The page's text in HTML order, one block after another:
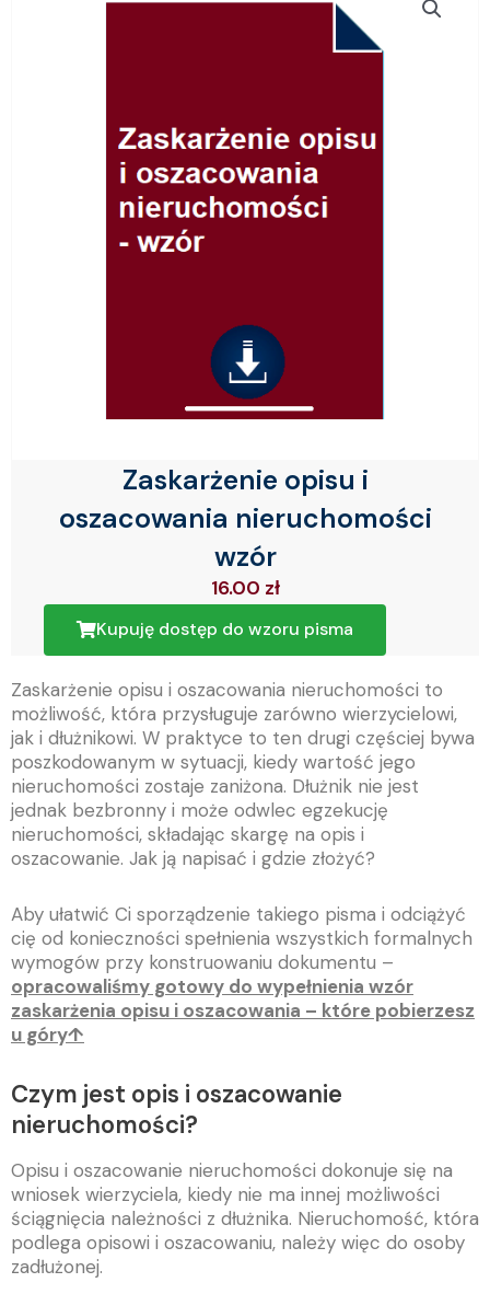
Zaskarżenie opisu i
oszacowania nieruchomości
wzór
16.00 zł
Kupuję dostęp do wzoru pisma
Zaskarżenie opisu i oszacowania nieruchomości to
możliwość, która przysługuje zarówno wierzycielowi,
jak i dłużnikowi. W praktyce to ten drugi częściej bywa
poszkodowanym w sytuacji, kiedy wartość jego
nieruchomości zostaje zaniżona. Dłużnik nie jest
jednak bezbronny i może odwlec egzekucję
nieruchomości, składając skargę na opis i
oszacowanie. Jak ją napisać i gdzie złożyć?
Aby ułatwić Ci sporządzenie takiego pisma i odciążyć
cię od konieczności spełnienia wszystkich formalnych
wymogów przy konstruowaniu dokumentu –
opracowaliśmy gotowy do wypełnienia wzór
zaskarżenia opisu i oszacowania – które pobierzesz
u góry↑
Czym jest opis i oszacowanie
nieruchomości?
Opisu i oszacowanie nieruchomości dokonuje się na
wniosek wierzyciela, kiedy nie ma innej możliwości
ściągnięcia należności z dłużnika. Nieruchomość, która
podlega opisowi i oszacowaniu, należy więc do osoby
zadłużonej.